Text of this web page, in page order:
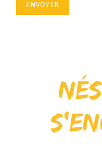
ENVOYER